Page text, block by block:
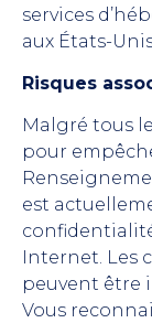
services
aux États-
Risques
Malgré tous
pour
est
Internet.
peuvent être
Vous